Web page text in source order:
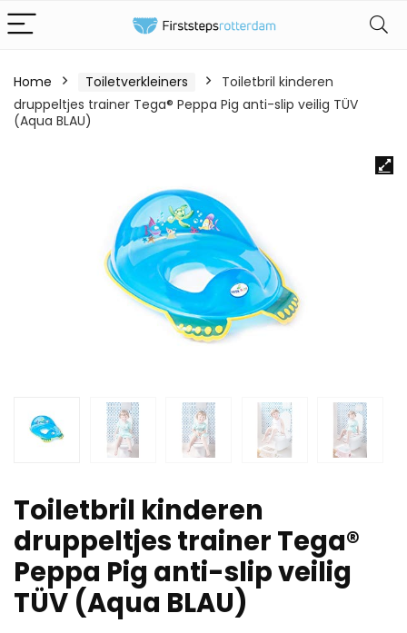
Home Toiletverkleiners
Toiletbril kinderen
druppeltjes trainer Tega® Peppa Pig anti-slip veilig TÜV
(Aqua BLAU)
Toiletbril kinderen
druppeltjes trainer Tega®
Peppa Pig anti-slip veilig
TÜV (Aqua BLAU)